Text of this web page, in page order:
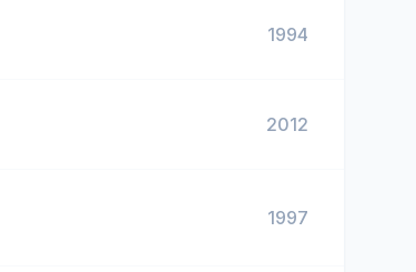
1994
2012
1997